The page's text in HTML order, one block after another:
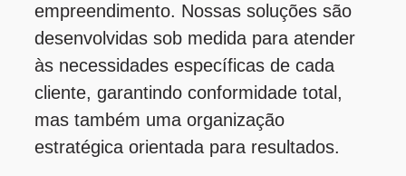
empreendimento. Nossas soluções são
desenvolvidas sob medida para atender
às necessidades específicas de cada
cliente, garantindo conformidade total,
mas também uma organização
estratégica orientada para resultados.